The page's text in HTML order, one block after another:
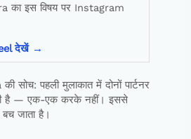
का इस विषय पर Instagram
देखें→
सोच: पहली मुलाकात में दोनों पार्टनर
है — एक-एक करके नहीं। इससे
जाता है।